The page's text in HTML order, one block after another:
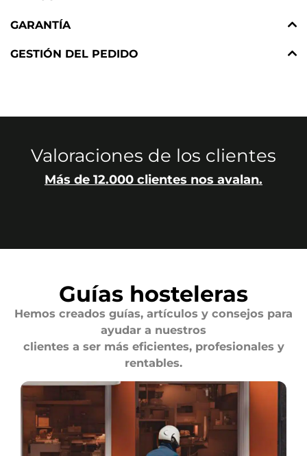
GARANTÍA
GESTIÓN DEL PEDIDO
Valoraciones de los clientes
Más de 12.000 clientes nos avalan.
Guías hosteleras
Hemos creados guías, artículos y consejos para
ayudar a nuestros
clientes a ser más eficientes, profesionales y
rentables.